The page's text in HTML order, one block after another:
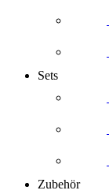
Sets
Zubehör